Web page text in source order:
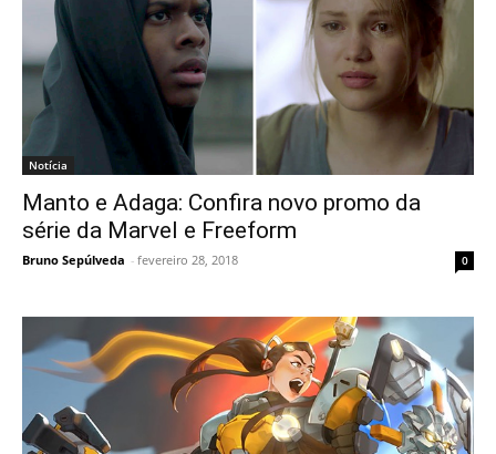
Notícia
Manto e Adaga: Confira novo promo da
série da Marvel e Freeform
Bruno Sepúlveda - fevereiro 28, 2018 0